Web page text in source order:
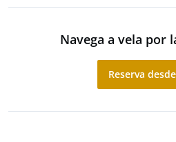
Navega a vela por
Reserva